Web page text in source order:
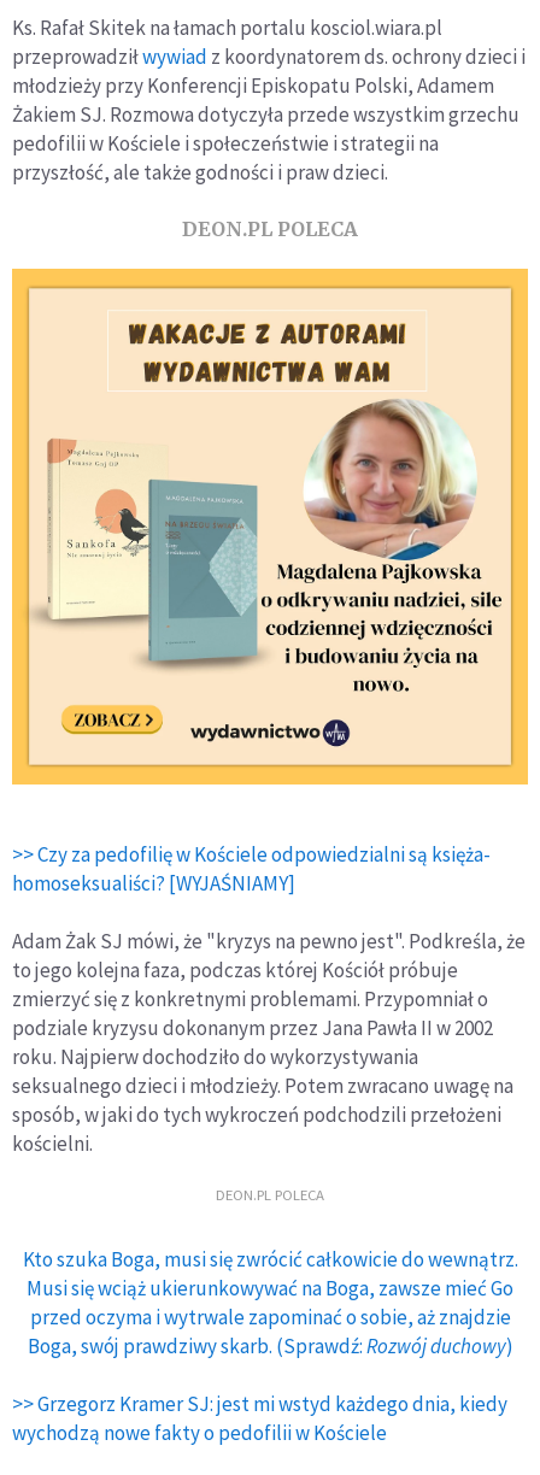
Ks. Rafał Skitek na łamach portalu kosciol.wiara.pl
przeprowadziłwywiad z koordynatorem ds. ochrony dzieci i
młodzieży przy Konferencji Episkopatu Polski, Adamem
Żakiem SJ. Rozmowa dotyczyła przede wszystkim grzechu
pedofilii w Kościele i społeczeństwie i strategii na
przyszłość, ale także godności i praw dzieci.
DEON.PL POLECA
>> Czy za pedofilię w Kościele odpowiedzialni są księża-
homoseksualiści? [WYJAŚNIAMY]
Adam Żak SJ mówi, że "kryzys na pewno jest". Podkreśla, że
to jego kolejna faza, podczas której Kościół próbuje
zmierzyć się z konkretnymi problemami. Przypomniał o
podziale kryzysu dokonanym przez Jana Pawła II w 2002
roku. Najpierw dochodziło do wykorzystywania
seksualnego dzieci i młodzieży. Potem zwracano uwagę na
sposób, w jaki do tych wykroczeń podchodzili przełożeni
kościelni.
DEON.PL POLECA
Kto szuka Boga, musi się zwrócić całkowicie do wewnątrz.
Musi się wciąż ukierunkowywać na Boga, zawsze mieć Go
przed oczyma i wytrwale zapominać o sobie, aż znajdzie
Boga, swój prawdziwy skarb. (Sprawdź:Rozwój duchowy)
>> Grzegorz Kramer SJ: jest mi wstyd każdego dnia, kiedy
wychodzą nowe fakty o pedofilii w Kościele